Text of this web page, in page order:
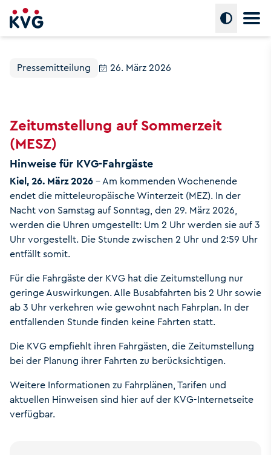
Pressemitteilung 26. März 2026
Zeitumstellung auf Sommerzeit
(MESZ)
Hinweise für KVG-Fahrgäste
Kiel, 26. März 2026– Am kommenden Wochenende
endet die mitteleuropäische Winterzeit (MEZ). In der
Nacht von Samstag auf Sonntag, den 29. März 2026,
werden die Uhren umgestellt: Um 2 Uhr werden sie auf 3
Uhr vorgestellt. Die Stunde zwischen 2 Uhr und 2:59 Uhr
entfällt somit.
Für die Fahrgäste der KVG hat die Zeitumstellung nur
geringe Auswirkungen. Alle Busabfahrten bis 2 Uhr sowie
ab 3 Uhr verkehren wie gewohnt nach Fahrplan. In der
entfallenden Stunde finden keine Fahrten statt.
Die KVG empfiehlt ihren Fahrgästen, die Zeitumstellung
bei der Planung ihrer Fahrten zu berücksichtigen.
Weitere Informationen zu Fahrplänen, Tarifen und
aktuellen Hinweisen sind hier auf der KVG-Internetseite
verfügbar.